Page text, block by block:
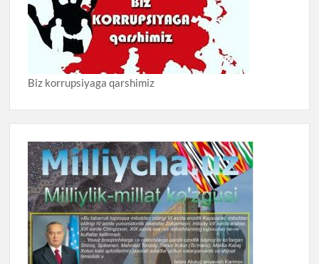
Biz korrupsiyaga qarshimiz